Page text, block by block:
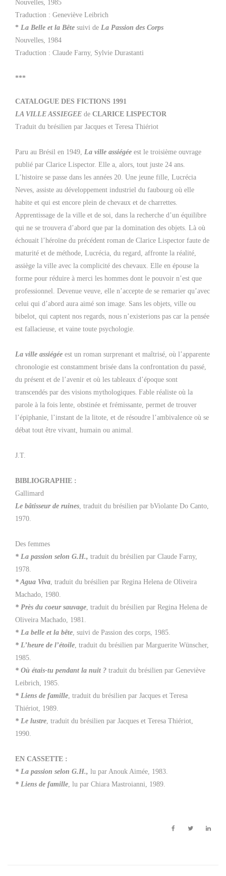
Nouvelles, 1985
Traduction : Geneviève Leibrich
* La Belle et la Bête suivi de La Passion des Corps
Nouvelles, 1984
Traduction : Claude Farny, Sylvie Durastanti
***
CATALOGUE DES FICTIONS 1991
LA VILLE ASSIEGEE de CLARICE LISPECTOR
Traduit du brésilien par Jacques et Teresa Thiériot
Paru au Brésil en 1949, La ville assiégée est le troisième ouvrage
publié par Clarice Lispector. Elle a, alors, tout juste 24 ans.
L’histoire se passe dans les années 20. Une jeune fille, Lucrécia
Neves, assiste au développement industriel du faubourg où elle
habite et qui est encore plein de chevaux et de charrettes.
Apprentissage de la ville et de soi, dans la recherche d’un équilibre
qui ne se trouvera d’abord que par la domination des objets. Là où
échouait l’héroïne du précédent roman de Clarice Lispector faute de
maturité et de méthode, Lucrécia, du regard, affronte la réalité,
assiège la ville avec la complicité des chevaux. Elle en épouse la
forme pour réduire à merci les hommes dont le pouvoir n’est que
professionnel. Devenue veuve, elle n’accepte de se remarier qu’avec
celui qui d’abord aura aimé son image. Sans les objets, ville ou
bibelot, qui captent nos regards, nous n’existerions pas car la pensée
est fallacieuse, et vaine toute psychologie.
La ville assiégée est un roman surprenant et maîtrisé, où l’apparente
chronologie est constamment brisée dans la confrontation du passé,
du présent et de l’avenir et où les tableaux d’époque sont
transcendés par des visions mythologiques. Fable réaliste où la
parole à la fois lente, obstinée et frémissante, permet de trouver
l’épiphanie, l’instant de la litote, et de résoudre l’ambivalence où se
débat tout être vivant, humain ou animal.
J.T.
BIBLIOGRAPHIE :
Gallimard
Le bâtisseur de ruines, traduit du brésilien par bViolante Do Canto,
1970.
Des femmes
* La passion selon G.H., traduit du brésilien par Claude Farny,
1978.
* Agua Viva, traduit du brésilien par Regina Helena de Oliveira
Machado, 1980.
* Près du coeur sauvage, traduit du brésilien par Regina Helena de
Oliveira Machado, 1981.
* La belle et la bête, suivi de Passion des corps, 1985.
* L’heure de l’étoile, traduit du brésilien par Marguerite Wünscher,
1985.
* Où étais-tu pendant la nuit ? traduit du brésilien par Geneviève
Leibrich, 1985.
* Liens de famille, traduit du brésilien par Jacques et Teresa
Thiériot, 1989.
* Le lustre, traduit du brésilien par Jacques et Teresa Thiériot,
1990.
EN CASSETTE :
* La passion selon G.H., lu par Anouk Aimée, 1983.
* Liens de famille, lu par Chiara Mastroianni, 1989.